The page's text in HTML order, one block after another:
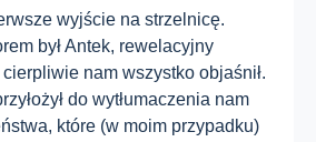
wyjście na strzelnicę.
był Antek, rewelacyjny
nam wszystko objaśnił.
do wytłumaczenia nam
które (w moim przypadku)